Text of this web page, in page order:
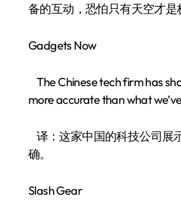
备的互动，恐怕只有天空才是
Gadgets Now
The Chinese tech firm has
more accurate than what
译：这家中国的科技公司展
确。
Slash Gear